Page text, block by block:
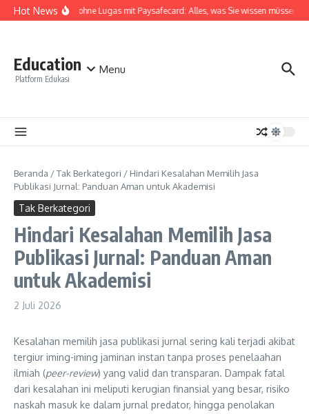
Lewati ke konten
Hot NewsCasino ohne Lugas mit Paysafecard: Alles, was Sie wissen müssen
Education
Platform Edukasi
Menu
Beranda /Tak Berkategori / Hindari Kesalahan Memilih Jasa
Publikasi Jurnal: Panduan Aman untuk Akademisi
Tak Berkategori
Hindari Kesalahan Memilih Jasa
Publikasi Jurnal: Panduan Aman
untuk Akademisi
2 Juli 2026
Kesalahan memilih jasa publikasi jurnal sering kali terjadi akibat
tergiur iming-iming jaminan instan tanpa proses penelaahan
ilmiah (peer-review) yang valid dan transparan. Dampak fatal
dari kesalahan ini meliputi kerugian finansial yang besar, risiko
naskah masuk ke dalam jurnal predator, hingga penolakan